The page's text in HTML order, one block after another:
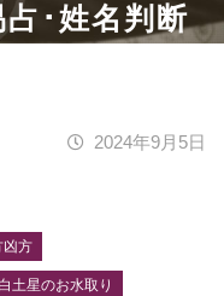
占･姓名判断
2024年9月5日
凶方
土星のお水取り